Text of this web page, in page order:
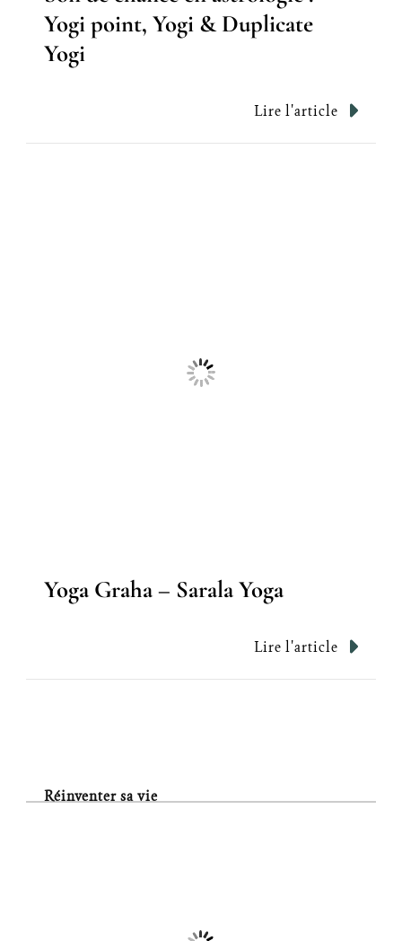
Yogi point, Yogi & Duplicate
Yogi
Lire l'article
Yoga Graha – Sarala Yoga
Lire l'article
Réinventer sa vie